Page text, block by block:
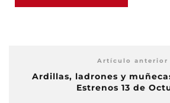
Artículo anterior
Ardillas, ladrones y
Estrenos 13 de